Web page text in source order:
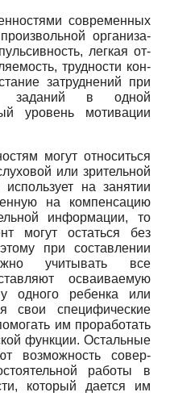
современных
организа­
легкая от-
трудности кон­
затруднений при
заданий в одной
уровень мотивации
могут относиться
или зрительной
на занятии
на компенсацию
информации, то
могут остаться без
при составлении
учитывать все
осваиваемую
одного ре­бенка или
свои специфи­ческие
им прора­ботать
функции. Ос­тальные
возможность совер­
работы в
который дается им